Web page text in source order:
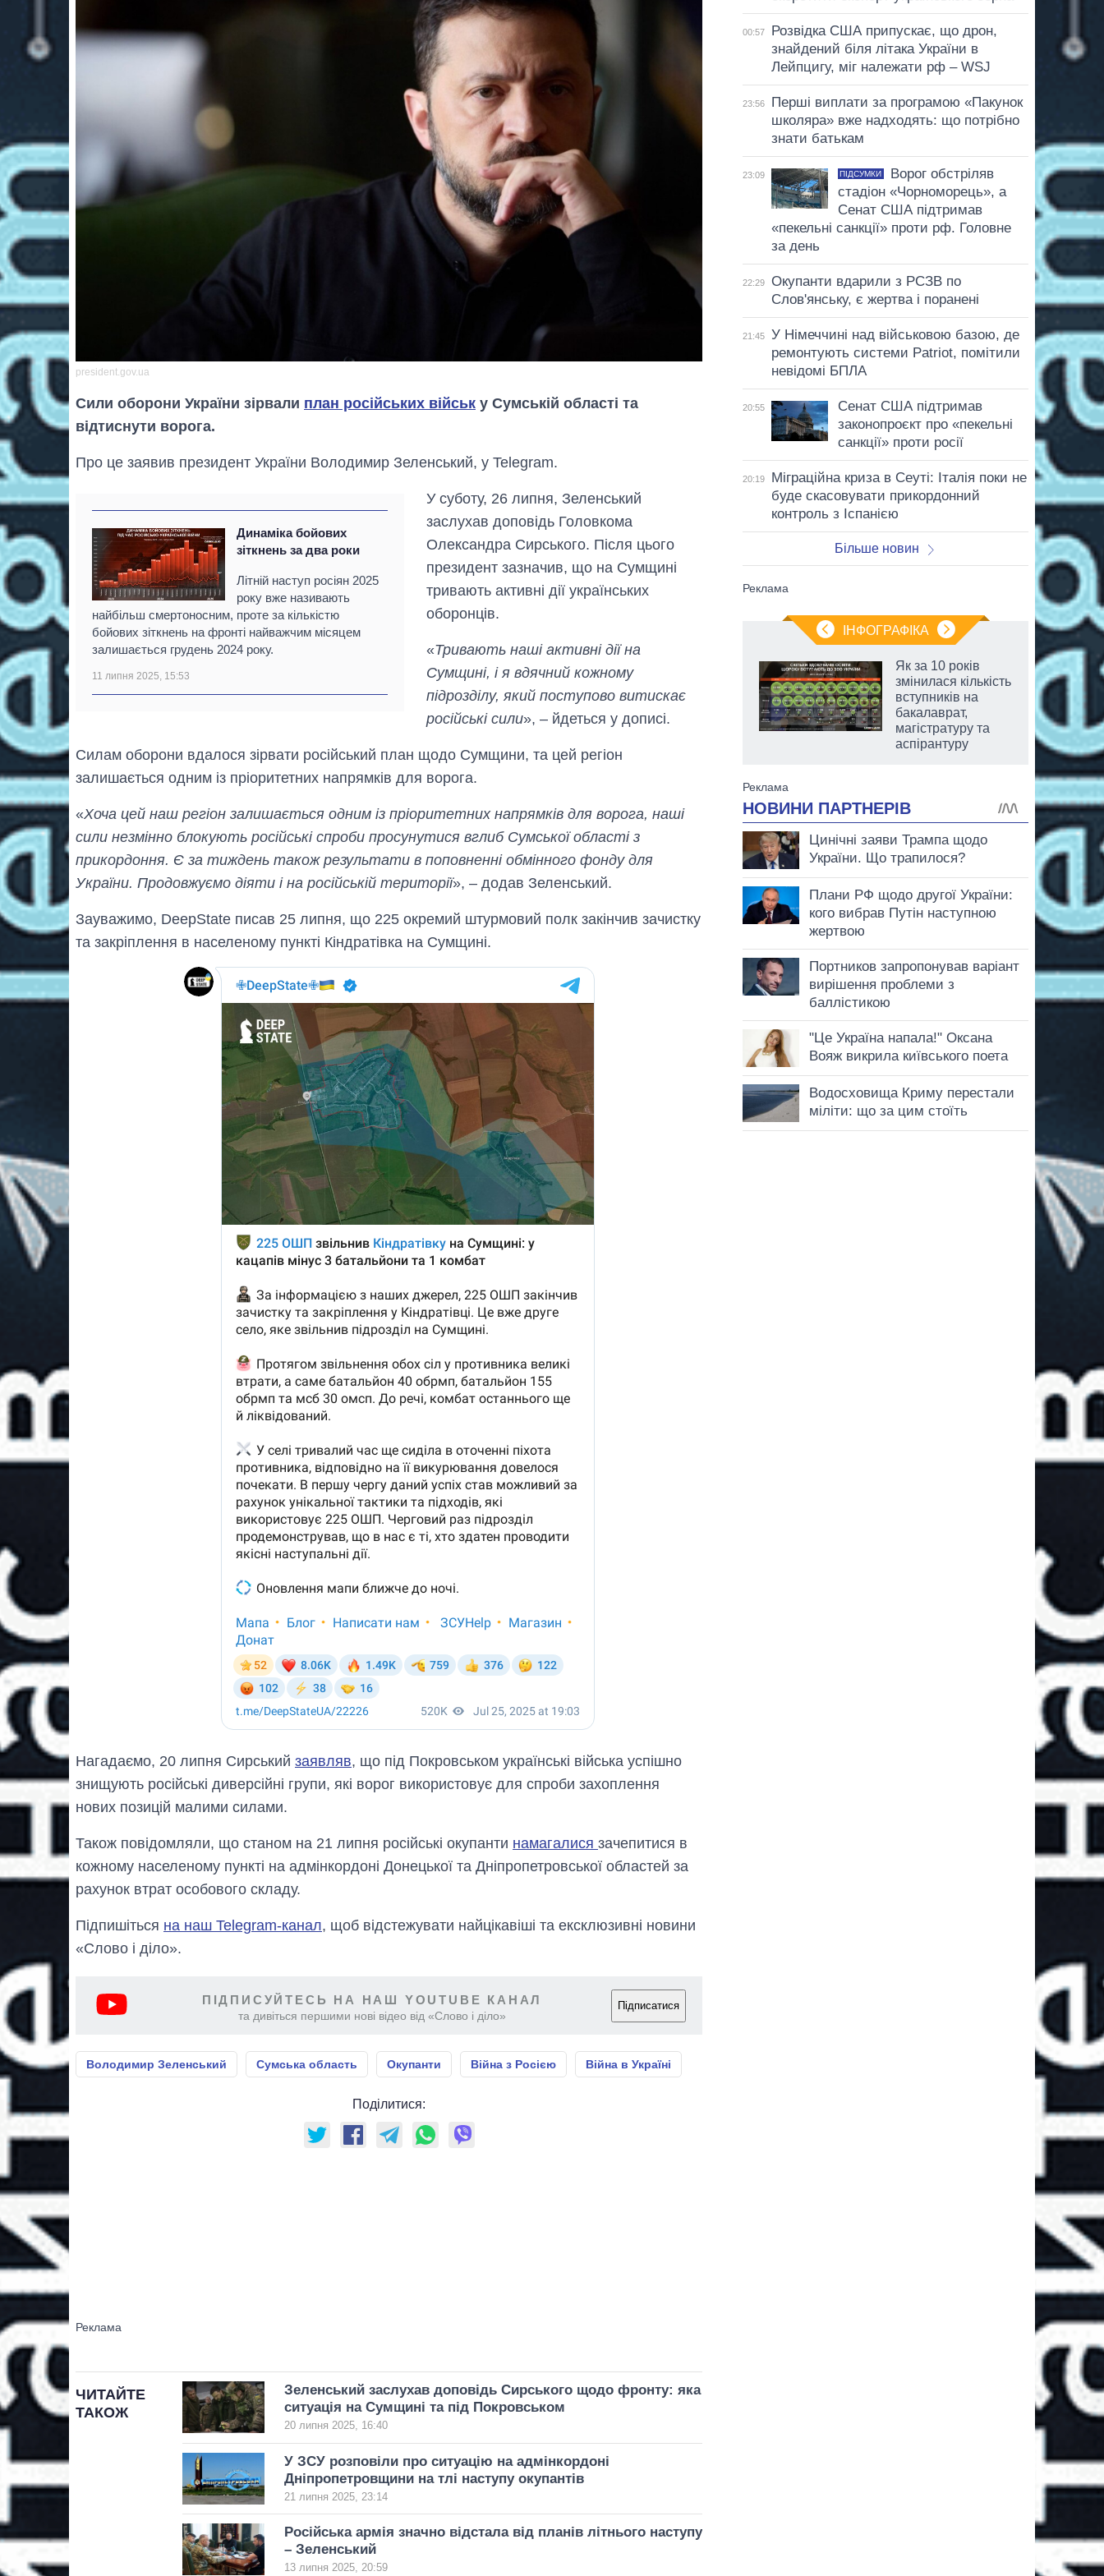
president.gov.ua
Сили оборони України зірвали план російських військ у Сумській області та
відтиснути ворога.
Про це заявив президент України Володимир Зеленський, у Telegram.
Динаміка бойових
зіткнень за два роки
Літній наступ росіян 2025
року вже називають
найбільш смертоносним, проте за кількістю
бойових зіткнень на фронті найважчим місяцем
залишається грудень 2024 року.
11 липня 2025, 15:53
У суботу, 26 липня, Зеленський
заслухав доповідь Головкома
Олександра Сирського. Після цього
президент зазначив, що на Сумщині
тривають активні дії українських
оборонців.
«Тривають наші активні дії на
Сумщині, і я вдячний кожному
підрозділу, який поступово витискає
російські сили», – йдеться у дописі.
Силам оборони вдалося зірвати російський план щодо Сумщини, та цей регіон
залишається одним із пріоритетних напрямків для ворога.
«Хоча цей наш регіон залишається одним із пріоритетних напрямків для ворога, наші
сили незмінно блокують російські спроби просунутися вглиб Сумської області з
прикордоння. Є за тиждень також результати в поповненні обмінного фонду для
України. Продовжуємо діяти і на російській території», – додав Зеленський.
Зауважимо, DeepState писав 25 липня, що 225 окремий штурмовий полк закінчив зачистку
та закріплення в населеному пункті Кіндратівка на Сумщині.
Нагадаємо, 20 липня Сирський заявляв, що під Покровськом українські війська успішно
знищують російські диверсійні групи, які ворог використовує для спроби захоплення
нових позицій малими силами.
Також повідомляли, що станом на 21 липня російські окупанти намагалися зачепитися в
кожному населеному пункті на адмінкордоні Донецької та Дніпропетровської областей за
рахунок втрат особового складу.
Підпишіться на наш Telegram-канал, щоб відстежувати найцікавіші та ексклюзивні новини
«Слово і діло».
ПІДПИСУЙТЕСЬ НА НАШ YOUTUBE КАНАЛ
та дивіться першими нові відео від «Слово і діло»
Підписатися
Володимир Зеленський Сумська область Окупанти Війна з Росією Війна в Україні
Поділитися:
ЧИТАЙТЕ
ТАКОЖ
Зеленський заслухав доповідь Сирського щодо фронту: яка
ситуація на Сумщині та під Покровськом
20 липня 2025, 16:40
У ЗСУ розповіли про ситуацію на адмінкордоні
Дніпропетровщини на тлі наступу окупантів
21 липня 2025, 23:14
Російська армія значно відстала від планів літнього наступу
– Зеленський
13 липня 2025, 20:59
00:57
Розвідка США припускає, що дрон,
знайдений біля літака України в
Лейпцигу, міг належати рф – WSJ
23:56
Перші виплати за програмою «Пакунок
школяра» вже надходять: що потрібно
знати батькам
23:09 ПІДСУМКИ
Ворог обстріляв
стадіон «Чорноморець», а
Сенат США підтримав
«пекельні санкції» проти рф. Головне
за день
22:29
Окупанти вдарили з РСЗВ по
Слов'янську, є жертва і поранені
21:45
У Німеччині над військовою базою, де
ремонтують системи Patriot, помітили
невідомі БПЛА
20:55
Сенат США підтримав
законопроєкт про «пекельні
санкції» проти росії
20:19
Міграційна криза в Сеуті: Італія поки не
буде скасовувати прикордонний
контроль з Іспанією
Більше новин
ІНФОГРАФІКА
ударів по Україні
за літо: Київ та
область стали
головною ціллю
Як за 10 років
змінилася кількість
вступників на
бакалаврат,
магістратуру та
аспірантуру